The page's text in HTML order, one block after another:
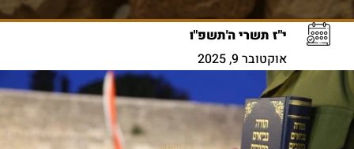
י"ז תשרי ה'תשפ"ו
אוקטובר 9, 2025